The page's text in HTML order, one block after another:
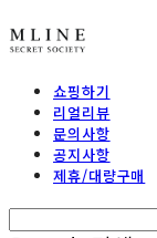
쇼핑하기
리얼리뷰
문의사항
공지사항
제휴/대량구매